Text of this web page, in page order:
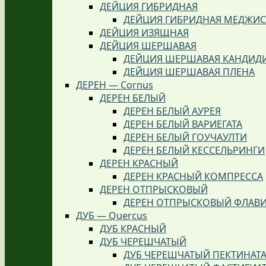
ДЕЙЦИЯ ГИБРИДНАЯ
ДЕЙЦИЯ ГИБРИДНАЯ
ДЕЙЦИЯ ИЗЯЩНАЯ
ДЕЙЦИЯ ШЕРШАВАЯ
ДЕЙЦИЯ ШЕРШАВАЯ
ДЕЙЦИЯ ШЕРШАВАЯ ПЛЕНА
ДЕРЕН — Cornus
ДЕРЕН БЕЛЫЙ
ДЕРЕН БЕЛЫЙ АУРЕЯ
ДЕРЕН БЕЛЫЙ ВАРИЕГАТА
ДЕРЕН БЕЛЫЙ ГОУЧАУЛТИ
ДЕРЕН БЕЛЫЙ КЕССЕЛЬРИНГИ
ДЕРЕН КРАСНЫЙ
ДЕРЕН КРАСНЫЙ КОМПРЕССА
ДЕРЕН ОТПРЫСКОВЫЙ
ДЕРЕН ОТПРЫСКОВЫЙ
ДУБ — Quercus
ДУБ КРАСНЫЙ
ДУБ ЧЕРЕШЧАТЫЙ
ДУБ ЧЕРЕШЧАТЫЙ ПЕКТИНАТА